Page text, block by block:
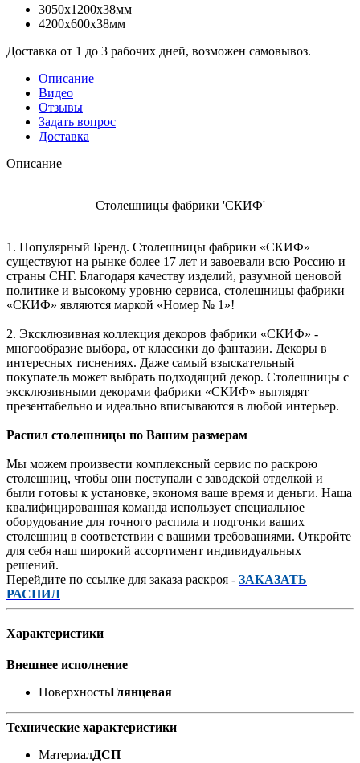
3050x1200x38мм
4200x600x38мм
Доставка от 1 до 3 рабочих дней, возможен самовывоз.
Описание
Видео
Отзывы
Задать вопрос
Доставка
Описание
Столешницы фабрики 'СКИФ'
1. Популярный Бренд. Столешницы фабрики «СКИФ»
существуют на рынке более 17 лет и завоевали всю Россию и
страны СНГ. Благодаря качеству изделий, разумной ценовой
политике и высокому уровню сервиса, столешницы фабрики
«СКИФ» являются маркой «Номер № 1»!
2. Эксклюзивная коллекция декоров фабрики «СКИФ» -
многообразие выбора, от классики до фантазии. Декоры в
интересных тиснениях. Даже самый взыскательный
покупатель может выбрать подходящий декор. Столешницы с
эксклюзивными декорами фабрики «СКИФ» выглядят
презентабельно и идеально вписываются в любой интерьер.
Распил столешницы по Вашим размерам
Мы можем произвести комплексный сервис по раскрою
столешниц, чтобы они поступали с заводской отделкой и
были готовы к установке, экономя ваше время и деньги. Наша
квалифицированная команда использует специальное
оборудование для точного распила и подгонки ваших
столешниц в соответствии с вашими требованиями. Откройте
для себя наш широкий ассортимент индивидуальных
решений.
Перейдите по ссылке для заказа раскроя - ЗАКАЗАТЬ
РАСПИЛ
Характеристики
Внешнее исполнение
ПоверхностьГлянцевая
Технические характеристики
МатериалДСП